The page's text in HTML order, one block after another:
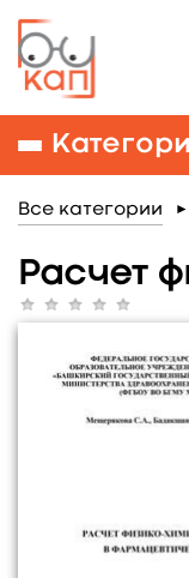
Все категории ►
Расчет